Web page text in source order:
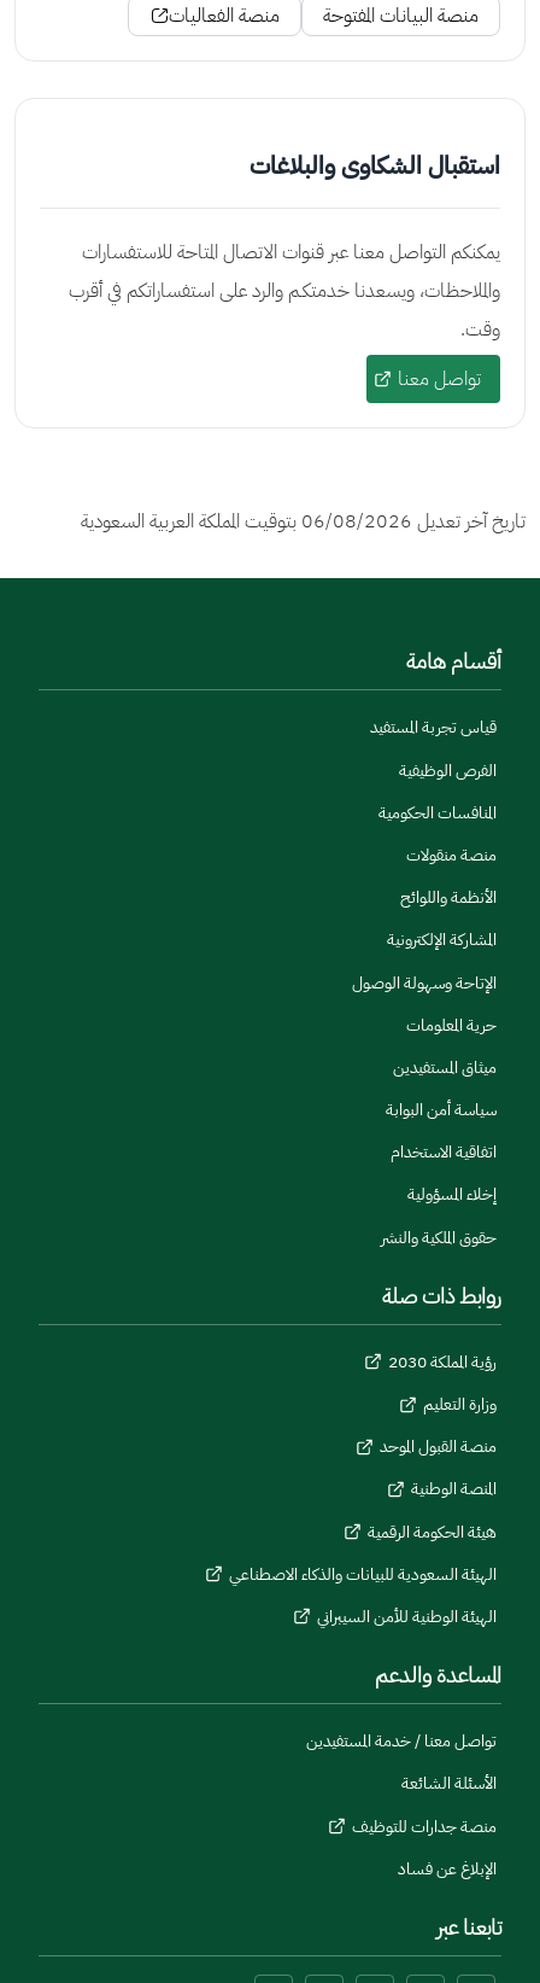
منصة البيانات المفتوحة
منصة الفعاليات
استقبال الشكاوى والبلاغات
يمكنكم التواصل معنا عبر قنوات الاتصال المتاحة للاستفسارات
والملاحظات، ويسعدنا خدمتكـم والرد على استفساراتكم في أقرب
وقت.
تواصل معنا
تاريخ آخر تعديل 06/08/2026 بتوقيت المملكة العربية السعودية
أقسام هامة
قياس تجربة المستفيد
الفرص الوظيفية
المنافسات الحكومية
منصة منقولات
الأنظمة واللوائح
المشاركة الإلكترونية
الإتاحة وسهولة الوصول
حرية المعلومات
ميثاق المستفيدين
سياسة أمن البوابة
اتفاقية الاستخدام
إخلاء المسؤولية
حقوق الملكية والنشر
روابط ذات صلة
رؤية المملكة 2030
وزارة التعليم
منصة القبول الموحد
المنصة الوطنية
هيئة الحكومة الرقمية
الهيئة السعودية للبيانات والذكاء الاصطناعي
الهيئة الوطنية للأمن السيبراني
المساعدة والدعم
تواصل معنا / خدمة المستفيدين
الأسئلة الشائعة
منصة جدارات للتوظيف
الإبلاغ عن فساد
تابعنا عبر